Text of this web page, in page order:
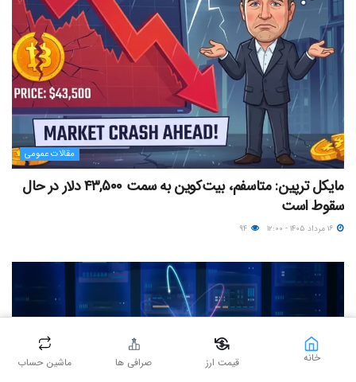
مقالات عمومی
مایکل ترپین: متاسفم، بیت‌کوین به سمت ۴۳,۵۰۰ دلار در حال
سقوط است
خانه قیمت ارز صرافی ها ماشین حساب